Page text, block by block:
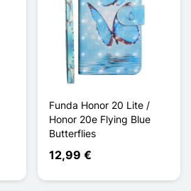
Funda Honor 20 Lite /
Honor 20e Flying Blue
Butterflies
12,99 €